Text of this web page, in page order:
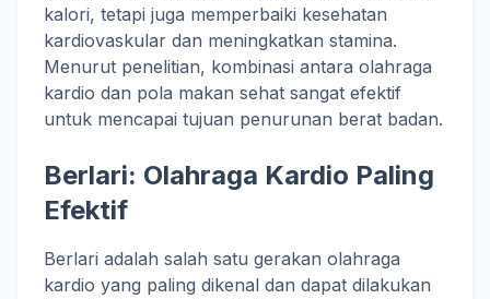
kalori, tetapi juga memperbaiki kesehatan
kardiovaskular dan meningkatkan stamina.
Menurut penelitian, kombinasi antara olahraga
kardio dan pola makan sehat sangat efektif
untuk mencapai tujuan penurunan berat badan.
Berlari: Olahraga Kardio Paling
Efektif
Berlari adalah salah satu gerakan olahraga
kardio yang paling dikenal dan dapat dilakukan